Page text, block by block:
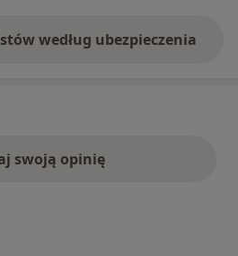
według ubezpieczenia
swoją opinię